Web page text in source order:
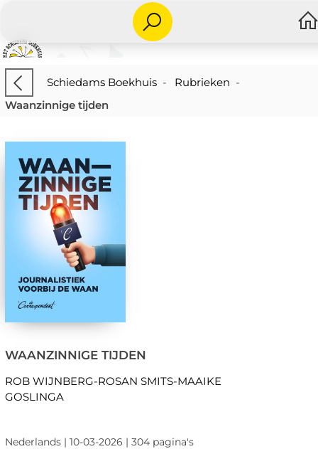
Schiedams Boekhuis- Rubrieken -
Waanzinnige tijden
WAANZINNIGE TIJDEN
ROB WIJNBERG-ROSAN SMITS-MAAIKE
GOSLINGA
Nederlands | 10-03-2026 | 304 pagina's